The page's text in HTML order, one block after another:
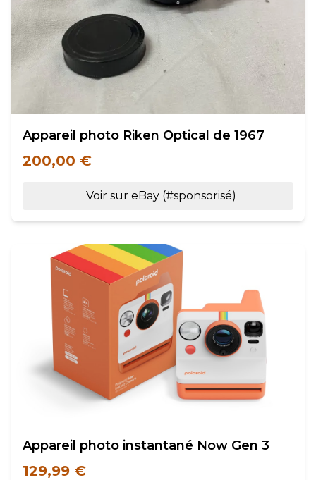
Appareil photo Riken Optical de 1967
200,00 €
Voir sur eBay (#sponsorisé)
Appareil photo instantané Now Gen 3
129,99 €